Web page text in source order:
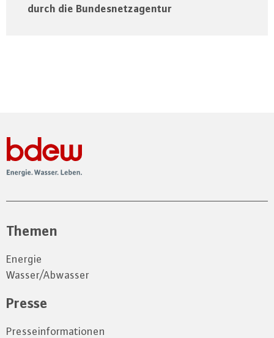
durch die Bundesnetzagentur
Themen
Energie
Wasser/Abwasser
Presse
Presseinformationen